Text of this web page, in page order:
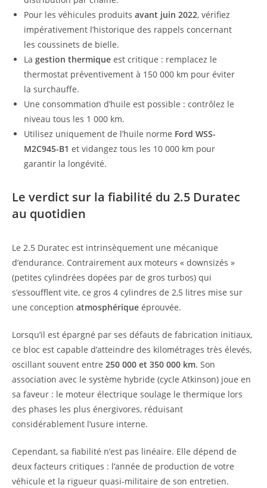
Pour les véhicules produits avant juin 2022, vérifiez
impérativement l’historique des rappels concernant
les coussinets de bielle.
La gestion thermique est critique : remplacez le
thermostat préventivement à 150 000 km pour éviter
la surchauffe.
Une consommation d’huile est possible : contrôlez le
niveau tous les 1 000 km.
Utilisez uniquement de l’huile norme Ford WSS-
M2C945-B1 et vidangez tous les 10 000 km pour
garantir la longévité.
Le verdict sur la fiabilité du 2.5 Duratec
au quotidien
Le 2.5 Duratec est intrinsèquement une mécanique
d’endurance. Contrairement aux moteurs « downsizés »
(petites cylindrées dopées par de gros turbos) qui
s’essoufflent vite, ce gros 4 cylindres de 2,5 litres mise sur
une conception atmosphérique éprouvée.
Lorsqu’il est épargné par ses défauts de fabrication initiaux,
ce bloc est capable d’atteindre des kilométrages très élevés,
oscillant souvent entre 250 000 et 350 000 km. Son
association avec le système hybride (cycle Atkinson) joue en
sa faveur : le moteur électrique soulage le thermique lors
des phases les plus énergivores, réduisant
considérablement l’usure interne.
Cependant, sa fiabilité n’est pas linéaire. Elle dépend de
deux facteurs critiques : l’année de production de votre
véhicule et la rigueur quasi-militaire de son entretien.